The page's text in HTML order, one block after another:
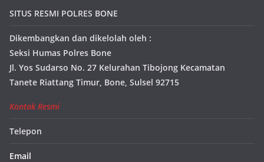
SITUS RESMI POLRES BONE
Dikembangkan dan dikelolah oleh :
Seksi Humas Polres Bone
Jl. Yos Sudarso No. 27 Kelurahan Tibojong Kecamatan
Tanete Riattang Timur, Bone, Sulsel 92715
Kontak Resmi
Telepon
Email